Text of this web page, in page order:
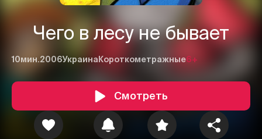
Чего в лесу не бывает
10мин.2006Украина Короткометражные6+
Смотреть